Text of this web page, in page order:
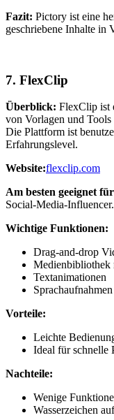
Fazit: Pictory ist eine
geschriebene Inhalte in
7. FlexClip
Überblick: FlexClip ist
von Vorlagen und
Die Plattform ist
Erfahrungslevel.
Website:flexclip.com
Am besten geeignet
Social-Media-Influencer.
Wichtige Funktionen:
Drag-and-drop
Medienbibliothek
Textanimationen
Vorteile:
Leichte
Ideal für schnelle
Nachteile:
Wenige
Wasserzeichen